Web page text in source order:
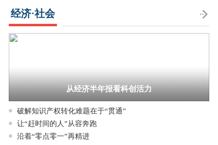
经济·社会
从经济半年报看科创活力
破解知识产权转化难题在于“贯通”
让“赶时间的人”从容奔跑
沿着“零点零一”再精进